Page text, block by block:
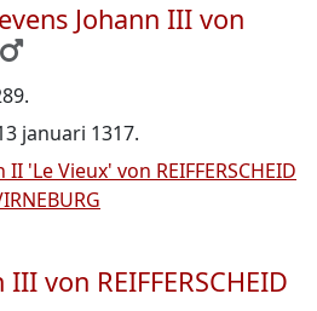
Johann III von
.
januari 1317.
II 'Le Vieux' von REIFFERSCHEID
von REIFFERSCHEID